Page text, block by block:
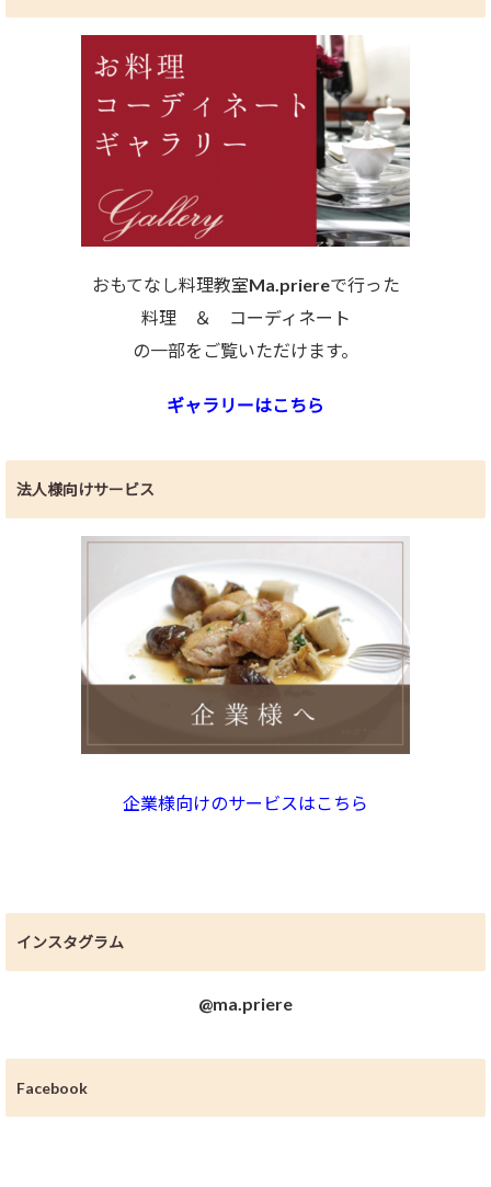
おもてなし料理教室Ma.priereで行った
料理 ＆ コーディネート
の一部をご覧いただけます。
ギャラリーはこちら
法人様向けサービス
企業様向けのサービスはこちら
インスタグラム
@ma.priere
Facebook